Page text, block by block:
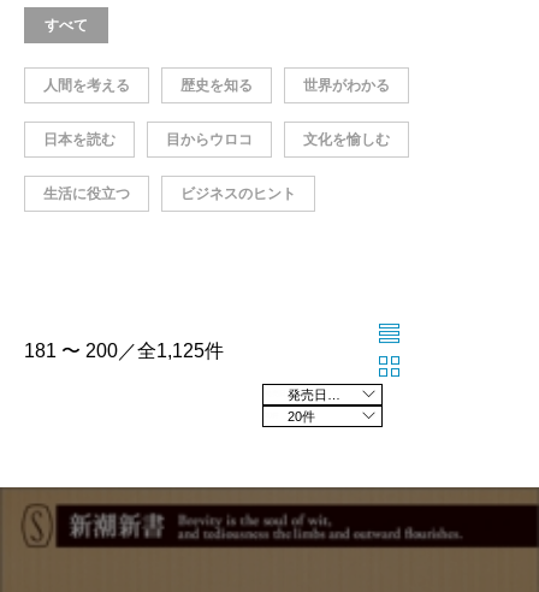
すべて
人間を考える 歴史を知る 世界がわかる
日本を読む 目からウロコ 文化を愉しむ
生活に役立つ ビジネスのヒント
181 〜 200／全1,125件
20件